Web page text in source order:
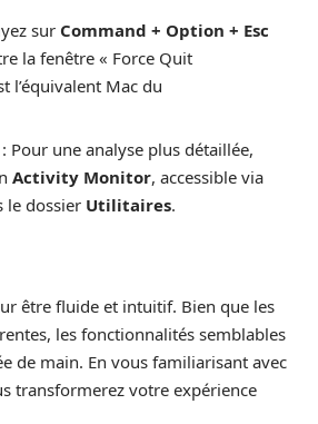
sur Command + Option + Esc
la fenêtre « Force Quit
l’équivalent Mac du
: Pour une analyse plus détaillée,
Activity Monitor, accessible via
le dossier Utilitaires.
être fluide et intuitif. Bien que les
les fonctionnalités semblables
de main. En vous familiarisant avec
transformerez votre expérience